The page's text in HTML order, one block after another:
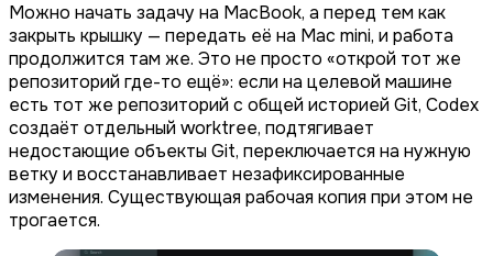
Можно начать задачу на MacBook, а перед тем как
закрыть крышку — передать её на Mac mini, и работа
продолжится там же. Это не просто «открой тот же
репозиторий где-то ещё»: если на целевой машине
есть тот же репозиторий с общей историей Git, Codex
создаёт отдельный worktree, подтягивает
недостающие объекты Git, переключается на нужную
ветку и восстанавливает незафиксированные
изменения. Существующая рабочая копия при этом не
трогается.